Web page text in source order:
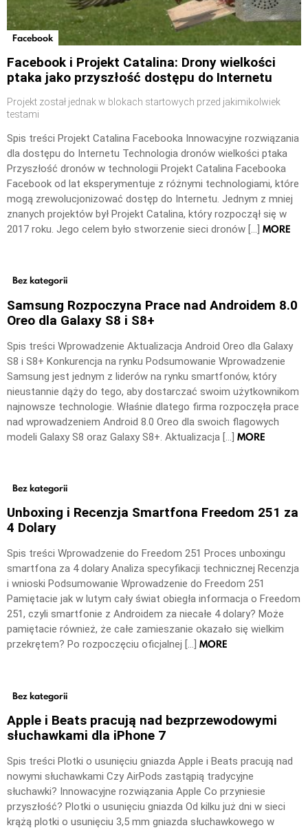
Facebook
Facebook i Projekt Catalina: Drony wielkości
ptaka jako przyszłość dostępu do Internetu
Projekt został jednak w blokach startowych przed jakimikolwiek
testami
Spis treści Projekt Catalina Facebooka Innowacyjne rozwiązania
dla dostępu do Internetu Technologia dronów wielkości ptaka
Przyszłość dronów w technologii Projekt Catalina Facebooka
Facebook od lat eksperymentuje z różnymi technologiami, które
mogą zrewolucjonizować dostęp do Internetu. Jednym z mniej
znanych projektów był Projekt Catalina, który rozpoczął się w
2017 roku. Jego celem było stworzenie sieci dronów […] MORE
Bez kategorii
Samsung Rozpoczyna Prace nad Androidem 8.0
Oreo dla Galaxy S8 i S8+
Spis treści Wprowadzenie Aktualizacja Android Oreo dla Galaxy
S8 i S8+ Konkurencja na rynku Podsumowanie Wprowadzenie
Samsung jest jednym z liderów na rynku smartfonów, który
nieustannie dąży do tego, aby dostarczać swoim użytkownikom
najnowsze technologie. Właśnie dlatego firma rozpoczęła prace
nad wprowadzeniem Android 8.0 Oreo dla swoich flagowych
modeli Galaxy S8 oraz Galaxy S8+. Aktualizacja […] MORE
Bez kategorii
Unboxing i Recenzja Smartfona Freedom 251 za
4 Dolary
Spis treści Wprowadzenie do Freedom 251 Proces unboxingu
smartfona za 4 dolary Analiza specyfikacji technicznej Recenzja
i wnioski Podsumowanie Wprowadzenie do Freedom 251
Pamiętacie jak w lutym cały świat obiegła informacja o Freedom
251, czyli smartfonie z Androidem za niecałe 4 dolary? Może
pamiętacie również, że całe zamieszanie okazało się wielkim
przekrętem? Po rozpoczęciu oficjalnej […] MORE
Bez kategorii
Apple i Beats pracują nad bezprzewodowymi
słuchawkami dla iPhone 7
Spis treści Plotki o usunięciu gniazda Apple i Beats pracują nad
nowymi słuchawkami Czy AirPods zastąpią tradycyjne
słuchawki? Innowacyjne rozwiązania Apple Co przyniesie
przyszłość? Plotki o usunięciu gniazda Od kilku już dni w sieci
krążą plotki o usunięciu 3,5 mm gniazda słuchawkowego w